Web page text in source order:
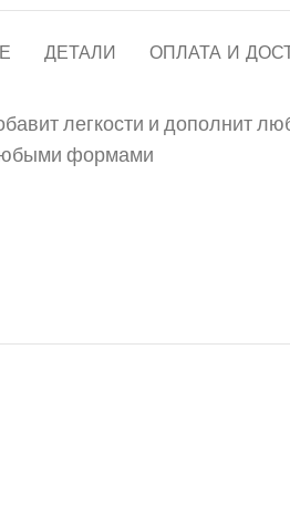
ДЕТАЛИ ОПЛАТА И
легкости и дополнит
формами